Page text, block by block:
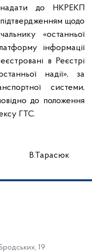
до НКРЕКП
щодо
«останньої
інформації
в Реєстрі
надії», за
системи,
до положення
ГТС.
19